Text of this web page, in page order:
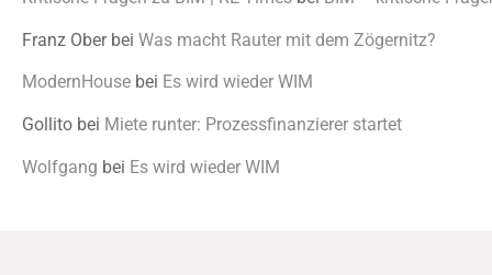
Franz Oberbei Was macht Rauter mit dem Zögernitz?
ModernHouse bei Es wird wieder WIM
Gollito bei Miete runter: Prozessfinanzierer startet
Wolfgang bei Es wird wieder WIM